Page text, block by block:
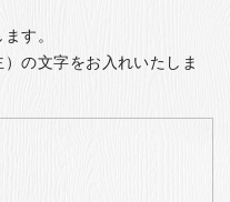
す。
の文字をお入れいたしま